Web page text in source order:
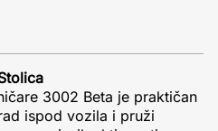
3002 Beta je praktičan
ispod vozila i pruži